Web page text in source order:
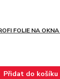
FOLIE NA
Přidat do košíku